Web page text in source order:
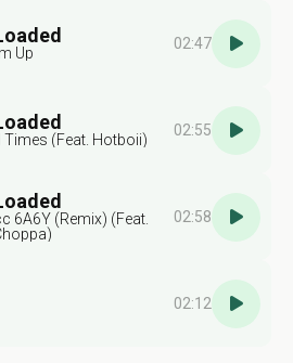
Up
02:47
Times (Feat. Hotboii)
02:55
6A6Y (Remix) (Feat.
02:58
02:12